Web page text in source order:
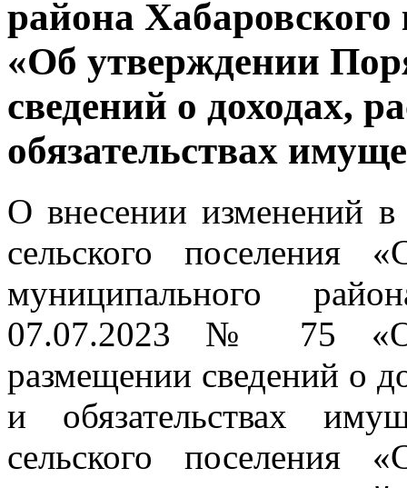
района
«Об утверждении
сведений о доходах,
обязательствах
О внесении изменений в
сельского поселения
муниципального
07.07.2023 № 75
размещении сведений о
и обязательствах
сельского поселения